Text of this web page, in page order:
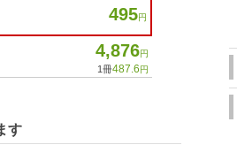
495円
4,876円
1冊487.6円
す